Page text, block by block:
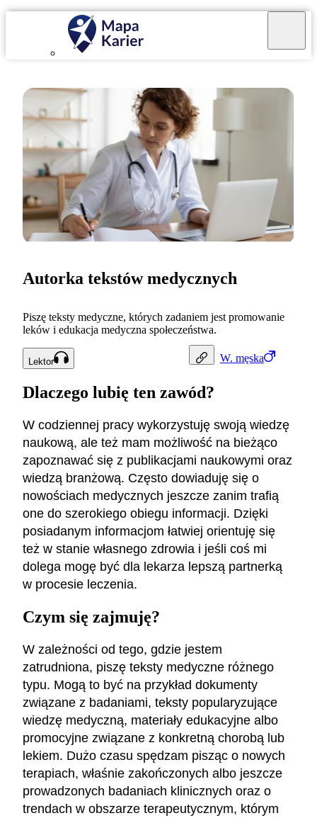
W. męska
Autorka tekstów medycznych
Piszę teksty medyczne, których zadaniem jest promowanie
leków i edukacja medyczna społeczeństwa.
Lektor
Dlaczego lubię ten zawód?
W codziennej pracy wykorzystuję swoją wiedzę
naukową, ale też mam możliwość na bieżąco
zapoznawać się z publikacjami naukowymi oraz
wiedzą branżową. Często dowiaduję się o
nowościach medycznych jeszcze zanim trafią
one do szerokiego obiegu informacji. Dzięki
posiadanym informacjom łatwiej orientuję się
też w stanie własnego zdrowia i jeśli coś mi
dolega mogę być dla lekarza lepszą partnerką
w procesie leczenia.
Czym się zajmuję?
W zależności od tego, gdzie jestem
zatrudniona, piszę teksty medyczne różnego
typu. Mogą to być na przykład dokumenty
związane z badaniami, teksty popularyzujące
wiedzę medyczną, materiały edukacyjne albo
promocyjne związane z konkretną chorobą lub
lekiem. Dużo czasu spędzam pisząc o nowych
terapiach, właśnie zakończonych albo jeszcze
prowadzonych badaniach klinicznych oraz o
trendach w obszarze terapeutycznym, którym